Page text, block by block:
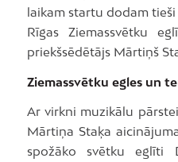
laikam startu dodam
Rīgas Ziemassvētku
priekšsēdētājs Mārtiņš
Ziemassvētku egles un
Ar virkni muzikālu
Mārtiņa Staķa
spožāko svētku eglīti